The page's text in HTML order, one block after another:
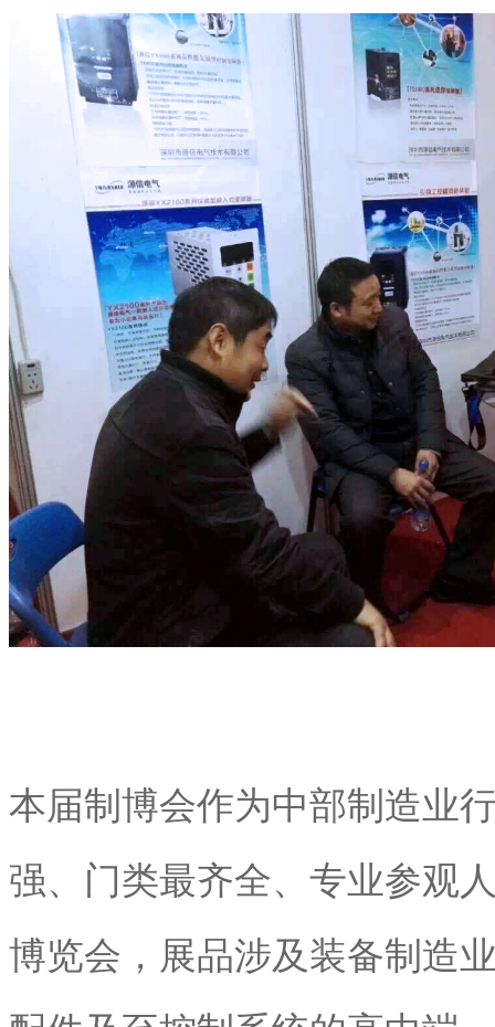
本届制博会作为中部制造业
强、门类最齐全、专业参观
博览会，展品涉及装备制造